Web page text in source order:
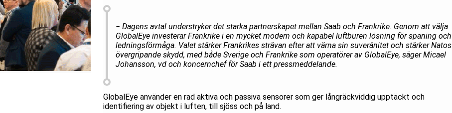
− Dagens avtal understryker det starka partnerskapet mellan Saab och Frankrike. Genom att välja
GlobalEye investerar Frankrike i en mycket modern och kapabel luftburen lösning för spaning och
ledningsförmåga. Valet stärker Frankrikes strävan efter att värna sin suveränitet och stärker Natos
övergripande skydd, med både Sverige och Frankrike som operatörer av GlobalEye, säger Micael
Johansson, vd och koncernchef för Saab i ett pressmeddelande.
GlobalEye använder en rad aktiva och passiva sensorer som ger långräckviddig upptäckt och
identifiering av objekt i luften, till sjöss och på land.